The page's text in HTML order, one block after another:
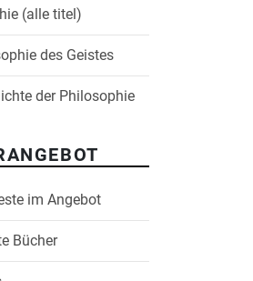
(alle titel)
des Geistes
der Philosophie
im Angebot
Bücher